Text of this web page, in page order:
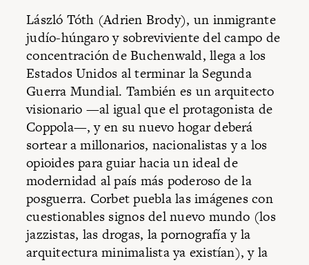
László Tóth (Adrien Brody), un inmigrante
judío-húngaro y sobreviviente del campo de
concentración de Buchenwald, llega a los
Estados Unidos al terminar la Segunda
Guerra Mundial. También es un arquitecto
visionario —al igual que el protagonista de
Coppola—, y en su nuevo hogar deberá
sortear a millonarios, nacionalistas y a los
opioides para guiar hacia un ideal de
modernidad al país más poderoso de la
posguerra. Corbet puebla las imágenes con
cuestionables signos del nuevo mundo (los
jazzistas, las drogas, la pornografía y la
arquitectura minimalista ya existían), y la